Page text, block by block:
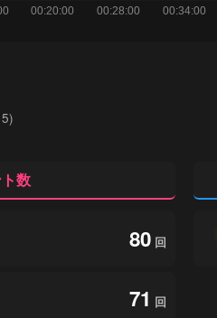
数
80 回
71 回